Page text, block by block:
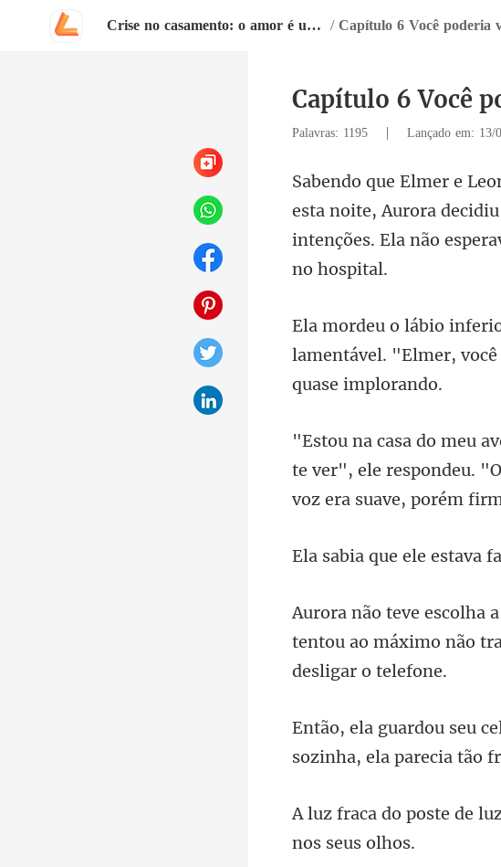
Crise no casamento: o amor é uma armadilha? /
Capítulo 6 Você
Palavras: 1195 | Lançado em: 13/
noite, Aurora
intenções.
lamentável. "Elmer,
te ver", ele respondeu.
tentou ao máximo não
s